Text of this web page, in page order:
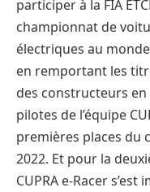
participer à la FIA
championnat de
électriques au
en remportant les
des constructeurs en
pilotes de l’équipe
premières places du
2022. Et pour la
CUPRA e-Racer